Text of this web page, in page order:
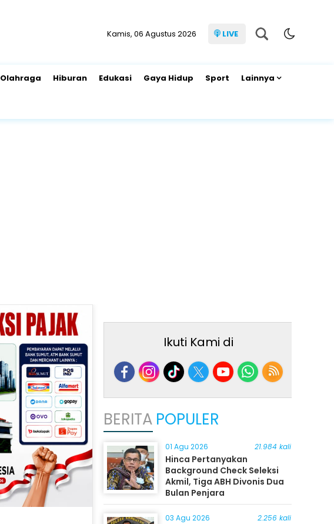
Kamis, 06 Agustus 2026 LIVE
Olahraga Hiburan Edukasi Gaya Hidup Sport Lainnya
Ikuti Kami di
BERITA POPULER
01 Agu 2026 21.984 kali
Hinca Pertanyakan
Background Check Seleksi
Akmil, Tiga ABH Divonis Dua
Bulan Penjara
03 Agu 2026 2.256 kali